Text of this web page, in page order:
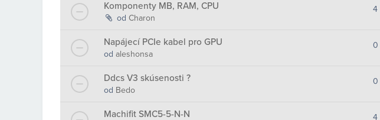
Komponenty MB, RAM, CPU
od Charon
4
Napájecí PCIe kabel pro GPU
od aleshonsa
0
Ddcs V3 skúsenosti ?
od Bedo
0
Machifit SMC5-5-N-N 4